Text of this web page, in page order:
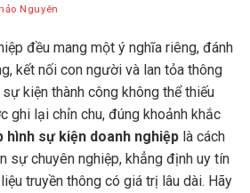
Nguyên
đều mang một ý nghĩa riêng, đánh
kết nối con người và lan tỏa thông
kiện thành công không thể thiếu
ghi lại chỉn chu, đúng khoảnh khắc
hình sự kiện doanh nghiệp là cách
sự chuyên nghiệp, khẳng định uy tín
truyền thông có giá trị lâu dài. Hãy